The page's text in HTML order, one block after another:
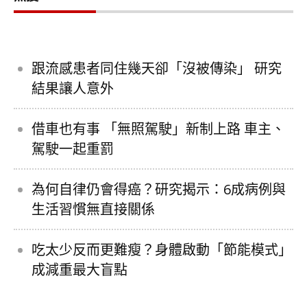
跟流感患者同住幾天卻「沒被傳染」 研究
結果讓人意外
借車也有事 「無照駕駛」新制上路 車主、
駕駛一起重罰
為何自律仍會得癌？研究揭示：6成病例與
生活習慣無直接關係
吃太少反而更難瘦？身體啟動「節能模式」
成減重最大盲點